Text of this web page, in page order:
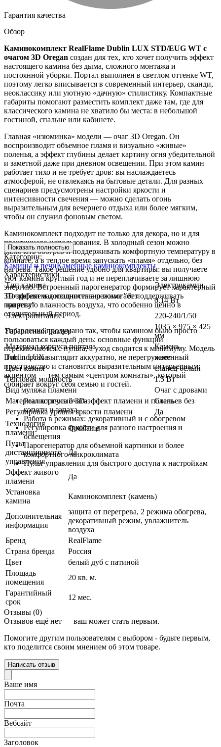
Гарантия качества
Обзор
Каминокомплект RealFlame Dublin LUX STD/EUG WT с
очагом 3D Oregan создан для тех, кто хочет получить эффект
настоящего камина без дыма, сложного монтажа и
постоянной уборки. Портал выполнен в светлом оттенке WT,
поэтому легко вписывается в современный интерьер, сканди,
неоклассику или уютную «дачную» стилистику. Компактные
габариты помогают разместить комплект даже там, где для
классического камина не хватило бы места: в небольшой
гостиной, спальне или кабинете.
Главная «изюминка» модели — очаг 3D Oregan. Он
воспроизводит объемное пламя и визуально «живые»
поленья, а эффект глубины делает картину огня убедительной
и заметной даже при дневном освещении. При этом камин
работает тихо и не требует дров: вы наслаждаетесь
атмосферой, не отвлекаясь на бытовые детали. Для разных
сценариев предусмотрены настройки яркости и
интенсивности свечения — можно сделать огонь
выразительным для вечернего отдыха или более мягким,
чтобы он служил фоновым светом.
Каминокомплект подходит не только для декора, но и для
практичного использования. В холодный сезон можно
включать обогрев и поддерживать комфортную температуру в
комнате, а в теплое время запускать «пламя» отдельно, без
нагрева. Такое решение удобно для квартиры: вы получаете
уют камина круглый год и не переплачиваете за лишнюю
энергию. Встроенный парогенератор формирует характерный
3D-эффект и дополнительно помогает поддерживать
приятную влажность воздуха, что особенно ценно в
отопительный период.
Управление продумано так, чтобы камином было просто
пользоваться каждый день: основные функции
переключаются с пульта, а уход сводится к минимуму. Модель
Dublin LUX выглядит аккуратно, не перегружает
пространство и становится выразительным интерьерным
акцентом — тем самым «центром комнаты», который
собирает вокруг себя семью и гостей.
Реалистичный 3D-эффект пламени и поленьев без
копоти и запаха
Работа в режимах: декоративный и с обогревом
Регулировка яркости для разного настроения и
освещения
Парогенератор для объемной картинки и более
комфортного микроклимата
Пульт управления для быстрого доступа к настройкам
Показать полностью
Категории:
Камины и печиКаменные каминокомплекты
Характеристики
Тип камина
Электрокамин
Потребляемая мощность в режиме "без
нагрева"
0.14 Вт
Электропитание
220-240/1/50
Габаритный размер
1035 × 975 × 425
мм
Материал корпуса портала
Камень
Тип портала
каменный
Цвет камня
сланец белый
Тепловая мощность
1.5 Вт
Вид муляжа пламени
Очаг с дровами
Материал корпуса очага
Сталь
Регулировка уровня яркости пламени
Да
Технология
пламени
Optiflame
Пульт
дистанционного
управления
Да
Эффект живого
пламени
Да
Установка
камина
Каминокомплект (камень)
Дополнительная
информация
защита от перегрева, 2 режима обогрева,
декоративный режим, увлажнитель
воздуха
Бренд
RealFlame
Страна бренда
Россия
Цвет
белый дуб с патиной
Площадь
помещения
20 кв. м.
Гарантийный
срок
12 мес.
Отзывы (0)
Отзывов ещё нет — ваш может стать первым.
Помогите другим пользователям с выбором - будьте первым,
кто поделится своим мнением об этом товаре.
Написать отзыв
Ваше имя
Почта
Вебсайт
Заголовок